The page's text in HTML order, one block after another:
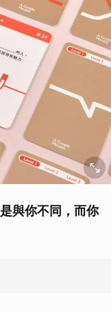
與你不同，而你